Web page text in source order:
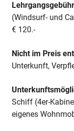
(Windsurf- und
€ 120.-
Nicht im Preis
Unterkunft,
Schiff (4er-
eigenes